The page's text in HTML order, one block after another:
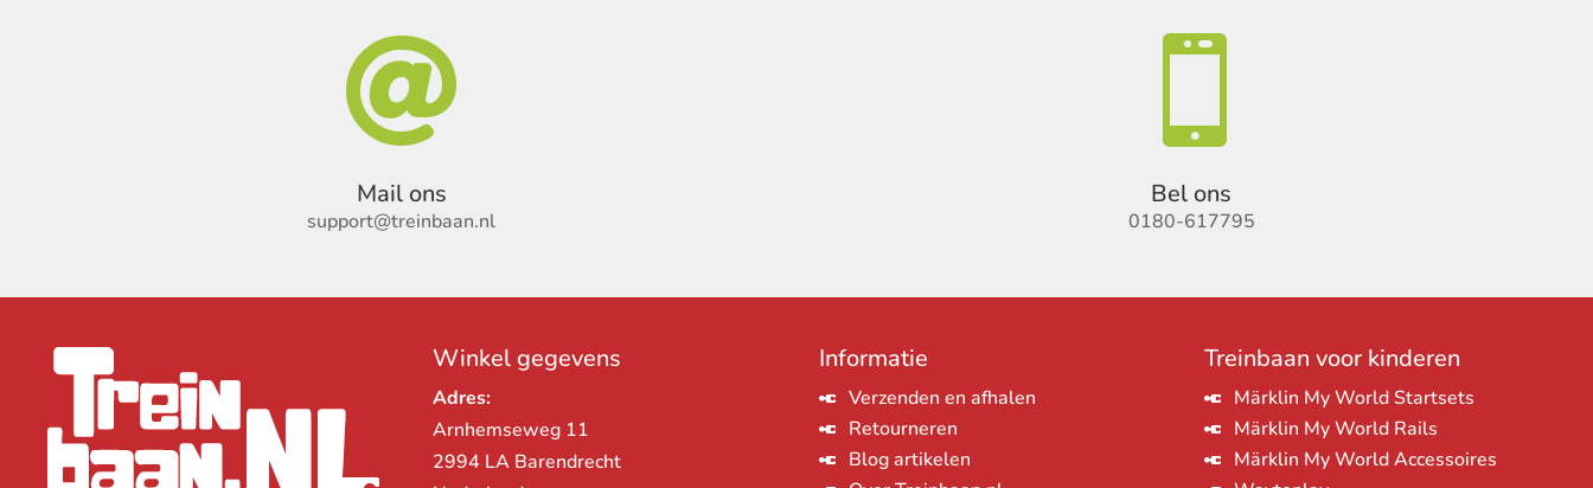

Mail ons
support@treinbaan.nl

Bel ons
0180-617795
Winkel gegevens
Adres:
Arnhemseweg 11
2994 LA Barendrecht
Informatie
Verzenden en afhalen
Retourneren
Blog artikelen
Treinbaan voor kinderen
Märklin My World Startsets
Märklin My World Rails
Märklin My World Accessoires